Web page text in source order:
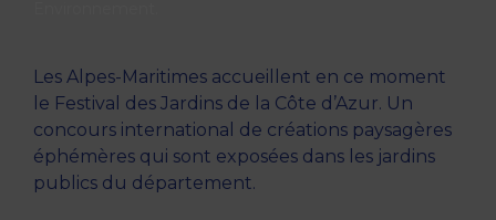
Les Alpes-Maritimes accueillent en ce moment
le Festival des Jardins de la Côte d’Azur. Un
concours international de créations paysagères
éphémères qui sont exposées dans les jardins
publics du département.